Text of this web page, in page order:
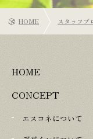
HOME スタッフブ
HOME
CONCEPT
エスコネについて